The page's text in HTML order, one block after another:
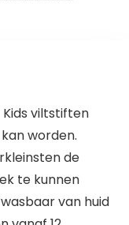
viltstiften
worden.
de
te kunnen
van huid